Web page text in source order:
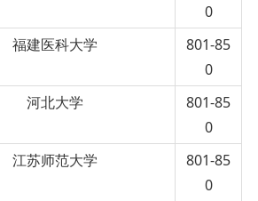
0
福建医科大学
801-85
0
河北大学
801-85
0
江苏师范大学
801-85
0